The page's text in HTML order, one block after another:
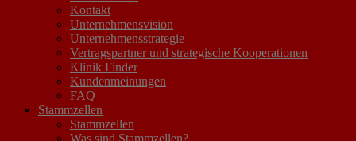
Kontakt
Unternehmensvision
Unternehmensstrategie
Vertragspartner und strategische Kooperationen
Klinik Finder
Kundenmeinungen
FAQ
Stammzellen
Stammzellen